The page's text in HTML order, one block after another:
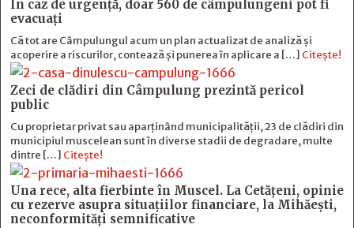
În caz de urgență, doar 560 de câmpulungeni pot fi
evacuați
Că tot are Câmpulungul acum un plan actualizat de analiză și
acoperire a riscurilor, contează și punerea în aplicare a […] Citește!
Zeci de clădiri din Câmpulung prezintă pericol
public
Cu proprietar privat sau aparținând municipalității, 23 de clădiri din
municipiul muscelean sunt în diverse stadii de degradare, multe
dintre […] Citește!
Una rece, alta fierbinte în Muscel. La Cetăţeni, opinie
cu rezerve asupra situaţiilor financiare, la Mihăeşti,
neconformităţi semnificative